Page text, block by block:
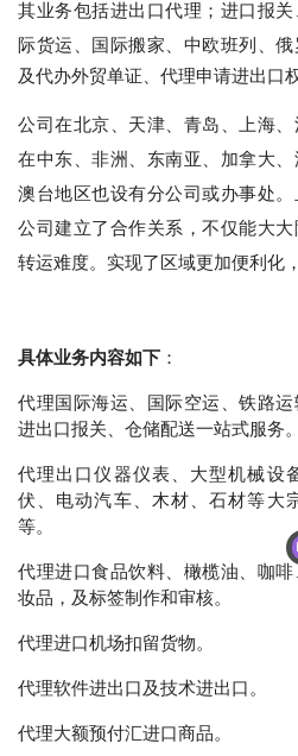
其业务包括进出口代理；进口报
际货运、国际搬家、中欧班列、
及代办外贸单证、代理申请进出口
公司在北京、天津、青岛、上海、
在中东、非洲、东南亚、加拿大
澳台地区也设有分公司或办事处
公司建立了合作关系，不仅能大
转运难度。实现了区域更加便利化
具体业务内容如下 ：
代理国际海运、国际空运、铁路运
进出口报关、仓储配送一站式服务。
代理出口仪器仪表、大型机械设
伏、电动汽车、 木材、石材等大
等。
代理进口食品饮料、橄榄油、咖
妆品，及标签制作和审核。
代理进口机场扣留货物。
代理软件进出口及技术进出口。
代理大额预付汇进口商品。